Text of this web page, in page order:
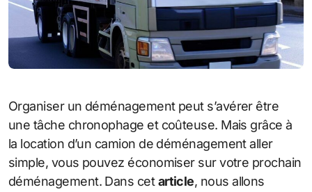
Organiser un déménagement peut s’avérer être
une tâche chronophage et coûteuse. Mais grâce à
la location d’un camion de déménagement aller
simple, vous pouvez économiser sur votre prochain
déménagement. Dans cetarticle, nous allons